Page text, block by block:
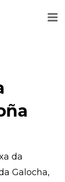
da
Galocha,